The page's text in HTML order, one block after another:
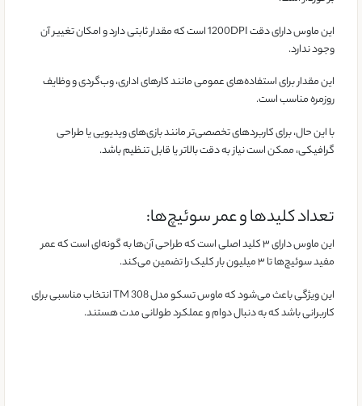
این ماوس دارای دقت 1200DPI است که مقدار ثابتی دارد و امکان تغییر آن
وجود ندارد.
این مقدار برای استفاده‌های عمومی مانند کارهای اداری، وب‌گردی و وظایف
روزمره مناسب است.
با این حال، برای کاربردهای تخصصی‌تر مانند بازی‌های ویدیویی یا طراحی
گرافیکی، ممکن است نیاز به دقت بالاتر یا قابل تنظیم باشد.
تعداد کلیدها و عمر سوئیچ‌ها:
این ماوس دارای ۳ کلید اصلی است که طراحی آن‌ها به گونه‌ای است که عمر
مفید سوئیچ‌ها تا ۳ میلیون بار کلیک را تضمین می‌کند.
این ویژگی باعث می‌شود که ماوس تسکو مدل TM 308 انتخاب مناسبی برای
کاربرانی باشد که به دنبال دوام و عملکرد طولانی مدت هستند.